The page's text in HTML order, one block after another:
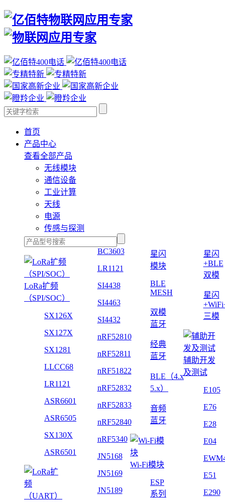
首页
产品中心
查看全部产品
无线模块
通信设备
工业计算
天线
电源
传感与探测
LoRa扩频
（SPI/SOC）
SX126X
SX127X
SX1281
LLCC68
LR1121
ASR6601
ASR6505
SX130X
ASR6501
BC3603
LR1121
SI4438
SI4463
SI4432
nRF52810
nRF52811
nRF51822
nRF52832
nRF52833
nRF52840
nRF5340
JN5168
JN5169
JN5189
星闪
模块
BLE
MESH
双模
蓝牙
经典
蓝牙
BLE（4.x
5.x）
音频
蓝牙
Wi-Fi模块
ESP
系列
星闪
+BLE
双模
星闪
三模
辅助开发
及测试
E105
E76
E28
E04
E51
E290